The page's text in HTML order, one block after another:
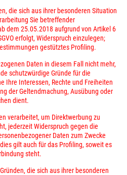
die sich aus ihrer besonderen Situation
Sie betreffender
dem 25.05.2018 aufgrund von Artikel 6
erfolgt, Widerspruch einzulegen;
gestütztes Profiling.
Daten in diesem Fall nicht mehr,
schutzwürdige Gründe für die
Ihre Interessen, Rechte und Freiheiten
der Geltendmachung, Ausübung oder
dient.
verarbeitet, um Direktwerbung zu
jederzeit Widerspruch gegen die
Daten zum Zwecke
gilt auch für das Profiling, soweit es
steht.
die sich aus ihrer besonderen